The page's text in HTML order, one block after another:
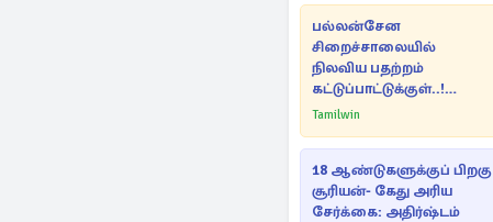
பல்லன்சேன
சிறைச்சாலையில்
நிலவிய பதற்றம்
கட்டுப்பாட்டுக்குள்..!
அதிரடியாக களமிறங்கிய
Tamilwin
18 ஆண்டுகளுக்குப் பிறகு
சூரியன்- கேது அரிய
சேர்க்கை: அதிர்ஷ்டம்